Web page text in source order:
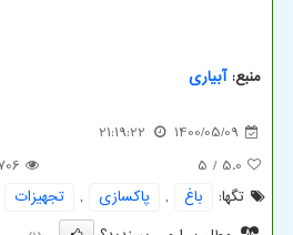
منبع:آبیاری
1400/05/09
21:19:22
5.0
/ 5
تگها:
باغ , پاكسازی , تجهیزات